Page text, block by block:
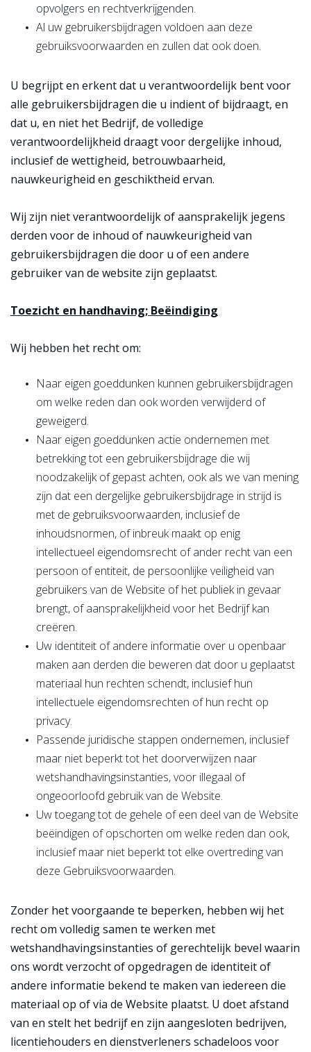
opvolgers en rechtverkrijgenden.
Al uw gebruikersbijdragen voldoen aan deze
gebruiksvoorwaarden en zullen dat ook doen.
U begrijpt en erkent dat u verantwoordelijk bent voor
alle gebruikersbijdragen die u indient of bijdraagt, en
dat u, en niet het Bedrijf, de volledige
verantwoordelijkheid draagt voor dergelijke inhoud,
inclusief de wettigheid, betrouwbaarheid,
nauwkeurigheid en geschiktheid ervan.
Wij zijn niet verantwoordelijk of aansprakelijk jegens
derden voor de inhoud of nauwkeurigheid van
gebruikersbijdragen die door u of een andere
gebruiker van de website zijn geplaatst.
Toezicht en handhaving; Beëindiging
Wij hebben het recht om:
Naar eigen goeddunken kunnen gebruikersbijdragen
om welke reden dan ook worden verwijderd of
geweigerd.
Naar eigen goeddunken actie ondernemen met
betrekking tot een gebruikersbijdrage die wij
noodzakelijk of gepast achten, ook als we van mening
zijn dat een dergelijke gebruikersbijdrage in strijd is
met de gebruiksvoorwaarden, inclusief de
inhoudsnormen, of inbreuk maakt op enig
intellectueel eigendomsrecht of ander recht van een
persoon of entiteit, de persoonlijke veiligheid van
gebruikers van de Website of het publiek in gevaar
brengt, of aansprakelijkheid voor het Bedrijf kan
creëren.
Uw identiteit of andere informatie over u openbaar
maken aan derden die beweren dat door u geplaatst
materiaal hun rechten schendt, inclusief hun
intellectuele eigendomsrechten of hun recht op
privacy.
Passende juridische stappen ondernemen, inclusief
maar niet beperkt tot het doorverwijzen naar
wetshandhavingsinstanties, voor illegaal of
ongeoorloofd gebruik van de Website.
Uw toegang tot de gehele of een deel van de Website
beëindigen of opschorten om welke reden dan ook,
inclusief maar niet beperkt tot elke overtreding van
deze Gebruiksvoorwaarden.
Zonder het voorgaande te beperken, hebben wij het
recht om volledig samen te werken met
wetshandhavingsinstanties of gerechtelijk bevel waarin
ons wordt verzocht of opgedragen de identiteit of
andere informatie bekend te maken van iedereen die
materiaal op of via de Website plaatst. U doet afstand
van en stelt het bedrijf en zijn aangesloten bedrijven,
licentiehouders en dienstverleners schadeloos voor